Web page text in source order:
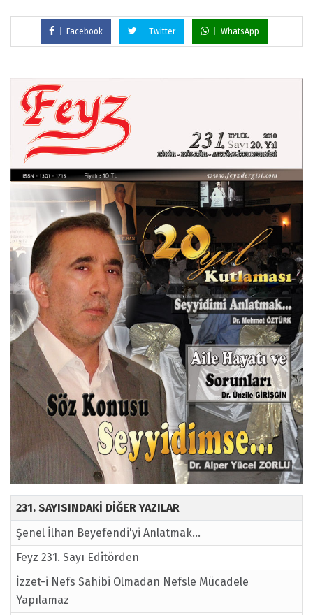
Facebook Twitter WhatsApp
231. SAYISINDAKİ DİĞER YAZILAR
Şenel İlhan Beyefendi'yi Anlatmak...
Feyz 231. Sayı Editörden
İzzet-i Nefs Sahibi Olmadan Nefsle Mücadele
Yapılamaz